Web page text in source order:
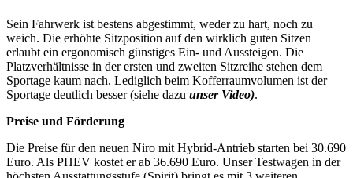
Sein Fahrwerk ist bestens abgestimmt, weder zu hart, noch zu
weich. Die erhöhte Sitzposition auf den wirklich guten Sitzen
erlaubt ein ergonomisch günstiges Ein- und Aussteigen. Die
Platzverhältnisse in der ersten und zweiten Sitzreihe stehen dem
Sportage kaum nach. Lediglich beim Kofferraumvolumen ist der
Sportage deutlich besser (siehe dazu unser Video).
Preise und Förderung
Die Preise für den neuen Niro mit Hybrid-Antrieb starten bei 30.690
Euro. Als PHEV kostet er ab 36.690 Euro. Unser Testwagen in der